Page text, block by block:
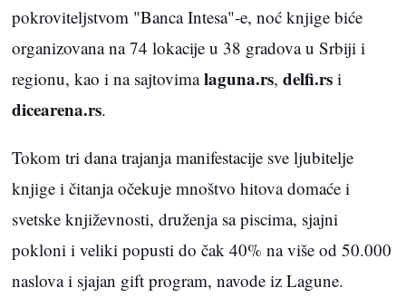
pokroviteljstvom "Banca Intesa"-e, noć knjige biće
organizovana na 74 lokacije u 38 gradova u Srbiji i
regionu, kao i na sajtovimalaguna.rs, delfi.rs i
dicearena.rs.
Tokom tri dana trajanja manifestacije sve ljubitelje
knjige i čitanja očekuje mnoštvo hitova domaće i
svetske književnosti, druženja sa piscima, sjajni
pokloni i veliki popusti do čak 40% na više od 50.000
naslova i sjajan gift program, navode iz Lagune.